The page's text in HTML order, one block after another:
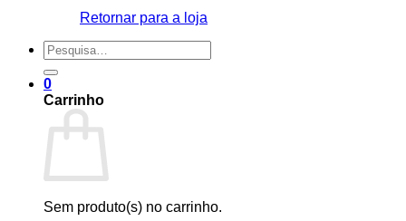
Retornar para a loja
Pesquisar
por:
0
Carrinho
Sem produto(s) no carrinho.